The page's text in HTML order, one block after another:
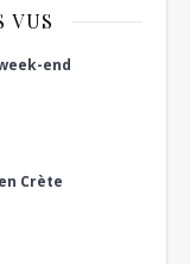
VUS
end
Crète